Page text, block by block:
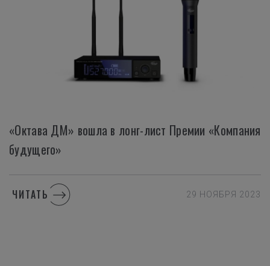
«Октава ДМ» вошла в лонг-лист Премии «Компания
будущего»
ЧИТАТЬ 29 НОЯБРЯ 2023